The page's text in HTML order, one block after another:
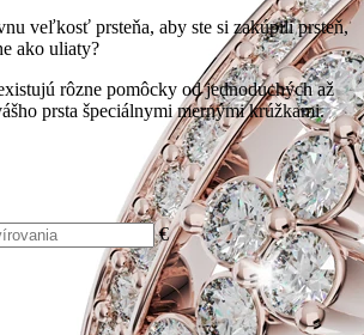
veľkosť prsteňa, aby ste si zakúpili prsteň,
ako uliaty?
rôzne pomôcky od jednoduchých až
prsta špeciálnymi mernými krúžkami.
€
Písané €